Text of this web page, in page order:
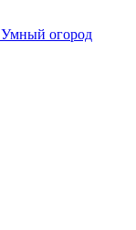
Умный огород